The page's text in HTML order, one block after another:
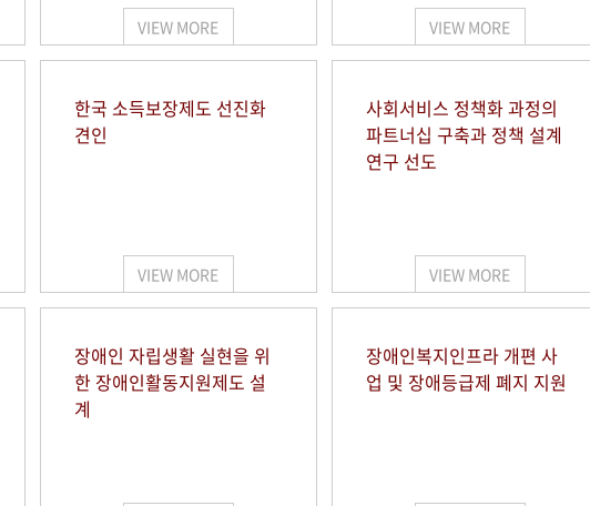
VIEW MORE VIEW MORE
한국 소득보장제도 선진화
견인
VIEW MORE
사회서비스 정책화 과정의
파트너십 구축과 정책 설계
연구 선도
VIEW MORE
장애인 자립생활 실현을 위
한 장애인활동지원제도 설
계
장애인복지인프라 개편 사
업 및 장애등급제 폐지 지원